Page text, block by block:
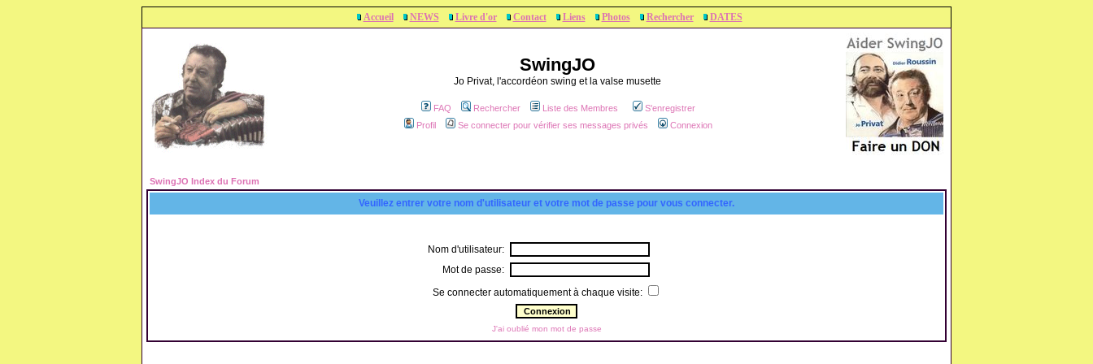
Accueil NEWS Livre d'or Contact Liens Photos Rechercher DATES
SwingJO
Jo Privat, l'accordéon swing et la valse musette
FAQ Rechercher Liste des Membres
S'enregistrer
Profil
Se connecter pour vérifier ses messages privés Connexion
SwingJO Index du Forum
Veuillez entrer votre nom d'utilisateur et votre mot de passe pour vous connecter.
Nom d'utilisateur:
Mot de passe:
Se connecter automatiquement à chaque visite:
J'ai oublié mon mot de passe